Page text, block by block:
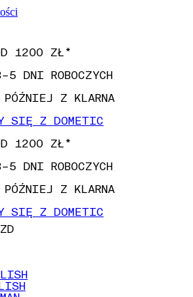
DNI ROBOCZYCH
Z KLARNA
SIĘ Z DOMETIC
OD 1200 ZŁ*
DNI ROBOCZYCH
Z KLARNA
SIĘ Z DOMETIC